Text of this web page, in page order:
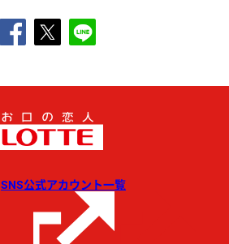
SNS公式アカウント一覧